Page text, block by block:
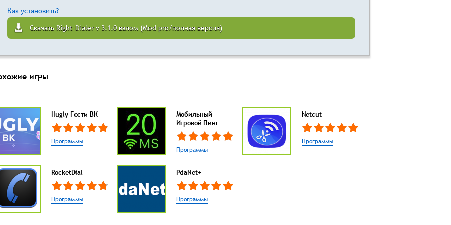
Как установить?
Скачать Right Dialer v 3.1.0 взлом (Mod pro/полная версия)
игры
Hugly Гости ВК
Программы
Мобильный
Игровой Пинг
Программы
Netcut
Программы
RocketDial
Программы
PdaNet+
Программы